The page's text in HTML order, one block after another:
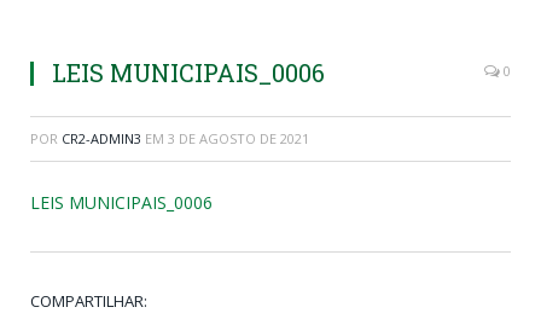
LEIS MUNICIPAIS_0006 0
POR CR2-ADMIN3 EM 3 DE AGOSTO DE 2021
LEIS MUNICIPAIS_0006
COMPARTILHAR: